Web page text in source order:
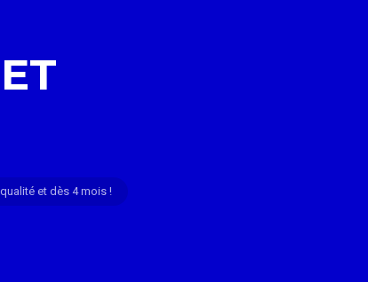
et dès 4 mois !